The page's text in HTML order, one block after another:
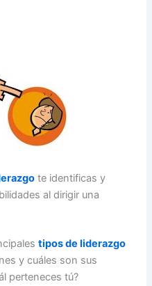
te identificas y
al dirigir una
tipos de liderazgo
y cuáles son sus
perteneces tú?